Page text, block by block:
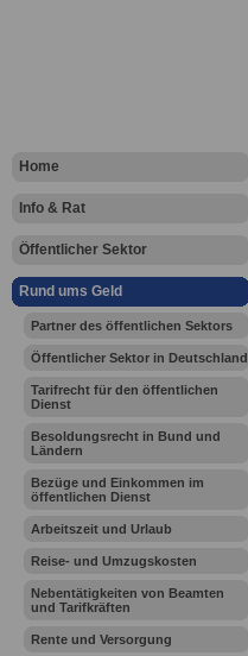
Home
Info & Rat
Öffentlicher Sektor
Rund ums Geld
Partner des öffentlichen Sektors
Öffentlicher Sektor in Deutschland
Tarifrecht für den öffentlichen
Dienst
Besoldungsrecht in Bund und
Ländern
Bezüge und Einkommen im
öffentlichen Dienst
Arbeitszeit und Urlaub
Reise- und Umzugskosten
Nebentätigkeiten von Beamten
und Tarifkräften
Rente und Versorgung